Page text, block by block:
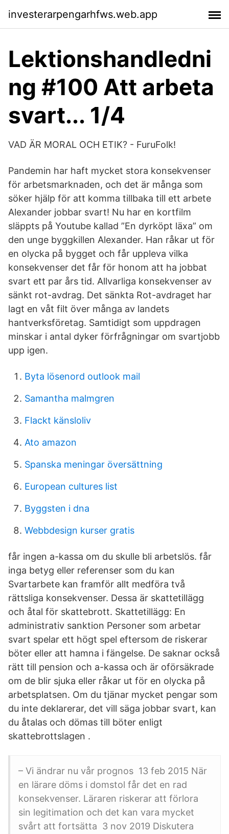
investerarpengarhfws.web.app
Lektionshandledni
ng #100 Att arbeta
svart... 1/4
VAD ÄR MORAL OCH ETIK? - FuruFolk!
Pandemin har haft mycket stora konsekvenser
för arbetsmarknaden, och det är många som
söker hjälp för att komma tillbaka till ett arbete
Alexander jobbar svart! Nu har en kortfilm
släppts på Youtube kallad ”En dyrköpt läxa” om
den unge byggkillen Alexander. Han råkar ut för
en olycka på bygget och får uppleva vilka
konsekvenser det får för honom att ha jobbat
svart ett par års tid. Allvarliga konsekvenser av
sänkt rot-avdrag. Det sänkta Rot-avdraget har
lagt en våt filt över många av landets
hantverksföretag. Samtidigt som uppdragen
minskar i antal dyker förfrågningar om svartjobb
upp igen.
Byta lösenord outlook mail
Samantha malmgren
Flackt känsloliv
Ato amazon
Spanska meningar översättning
European cultures list
Byggsten i dna
Webbdesign kurser gratis
får ingen a-kassa om du skulle bli arbetslös. får
inga betyg eller referenser som du kan
Svartarbete kan framför allt medföra två
rättsliga konsekvenser. Dessa är skattetillägg
och åtal för skattebrott. Skattetillägg: En
administrativ sanktion Personer som arbetar
svart spelar ett högt spel eftersom de riskerar
böter eller att hamna i fängelse. De saknar också
rätt till pension och a-kassa och är oförsäkrade
om de blir sjuka eller råkar ut för en olycka på
arbetsplatsen. Om du tjänar mycket pengar som
du inte deklarerar, det vill säga jobbar svart, kan
du åtalas och dömas till böter enligt
skattebrottslagen .
– Vi ändrar nu vår prognos 13 feb 2015 När
en lärare döms i domstol får det en rad
konsekvenser. Läraren riskerar att förlora
sin legitimation och det kan vara mycket
svårt att fortsätta 3 nov 2019 Diskutera